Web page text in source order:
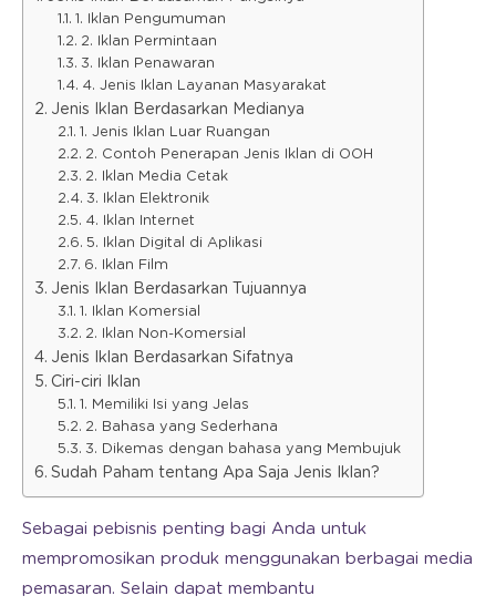
1. Iklan Pengumuman
2. Iklan Permintaan
3. Iklan Penawaran
4. Jenis Iklan Layanan Masyarakat
Jenis Iklan Berdasarkan Medianya
1. Jenis Iklan Luar Ruangan
2. Contoh Penerapan Jenis Iklan di OOH
2. Iklan Media Cetak
3. Iklan Elektronik
4. Iklan Internet
5. Iklan Digital di Aplikasi
6. Iklan Film
Jenis Iklan Berdasarkan Tujuannya
1. Iklan Komersial
2. Iklan Non-Komersial
Jenis Iklan Berdasarkan Sifatnya
Ciri-ciri Iklan
1. Memiliki Isi yang Jelas
2. Bahasa yang Sederhana
3. Dikemas dengan bahasa yang Membujuk
Sudah Paham tentang Apa Saja Jenis Iklan?
Sebagai pebisnis penting bagi Anda untuk
mempromosikan produk menggunakan berbagai media
pemasaran. Selain dapat membantu